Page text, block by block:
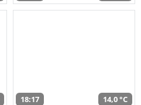
18:17 14,0 °C